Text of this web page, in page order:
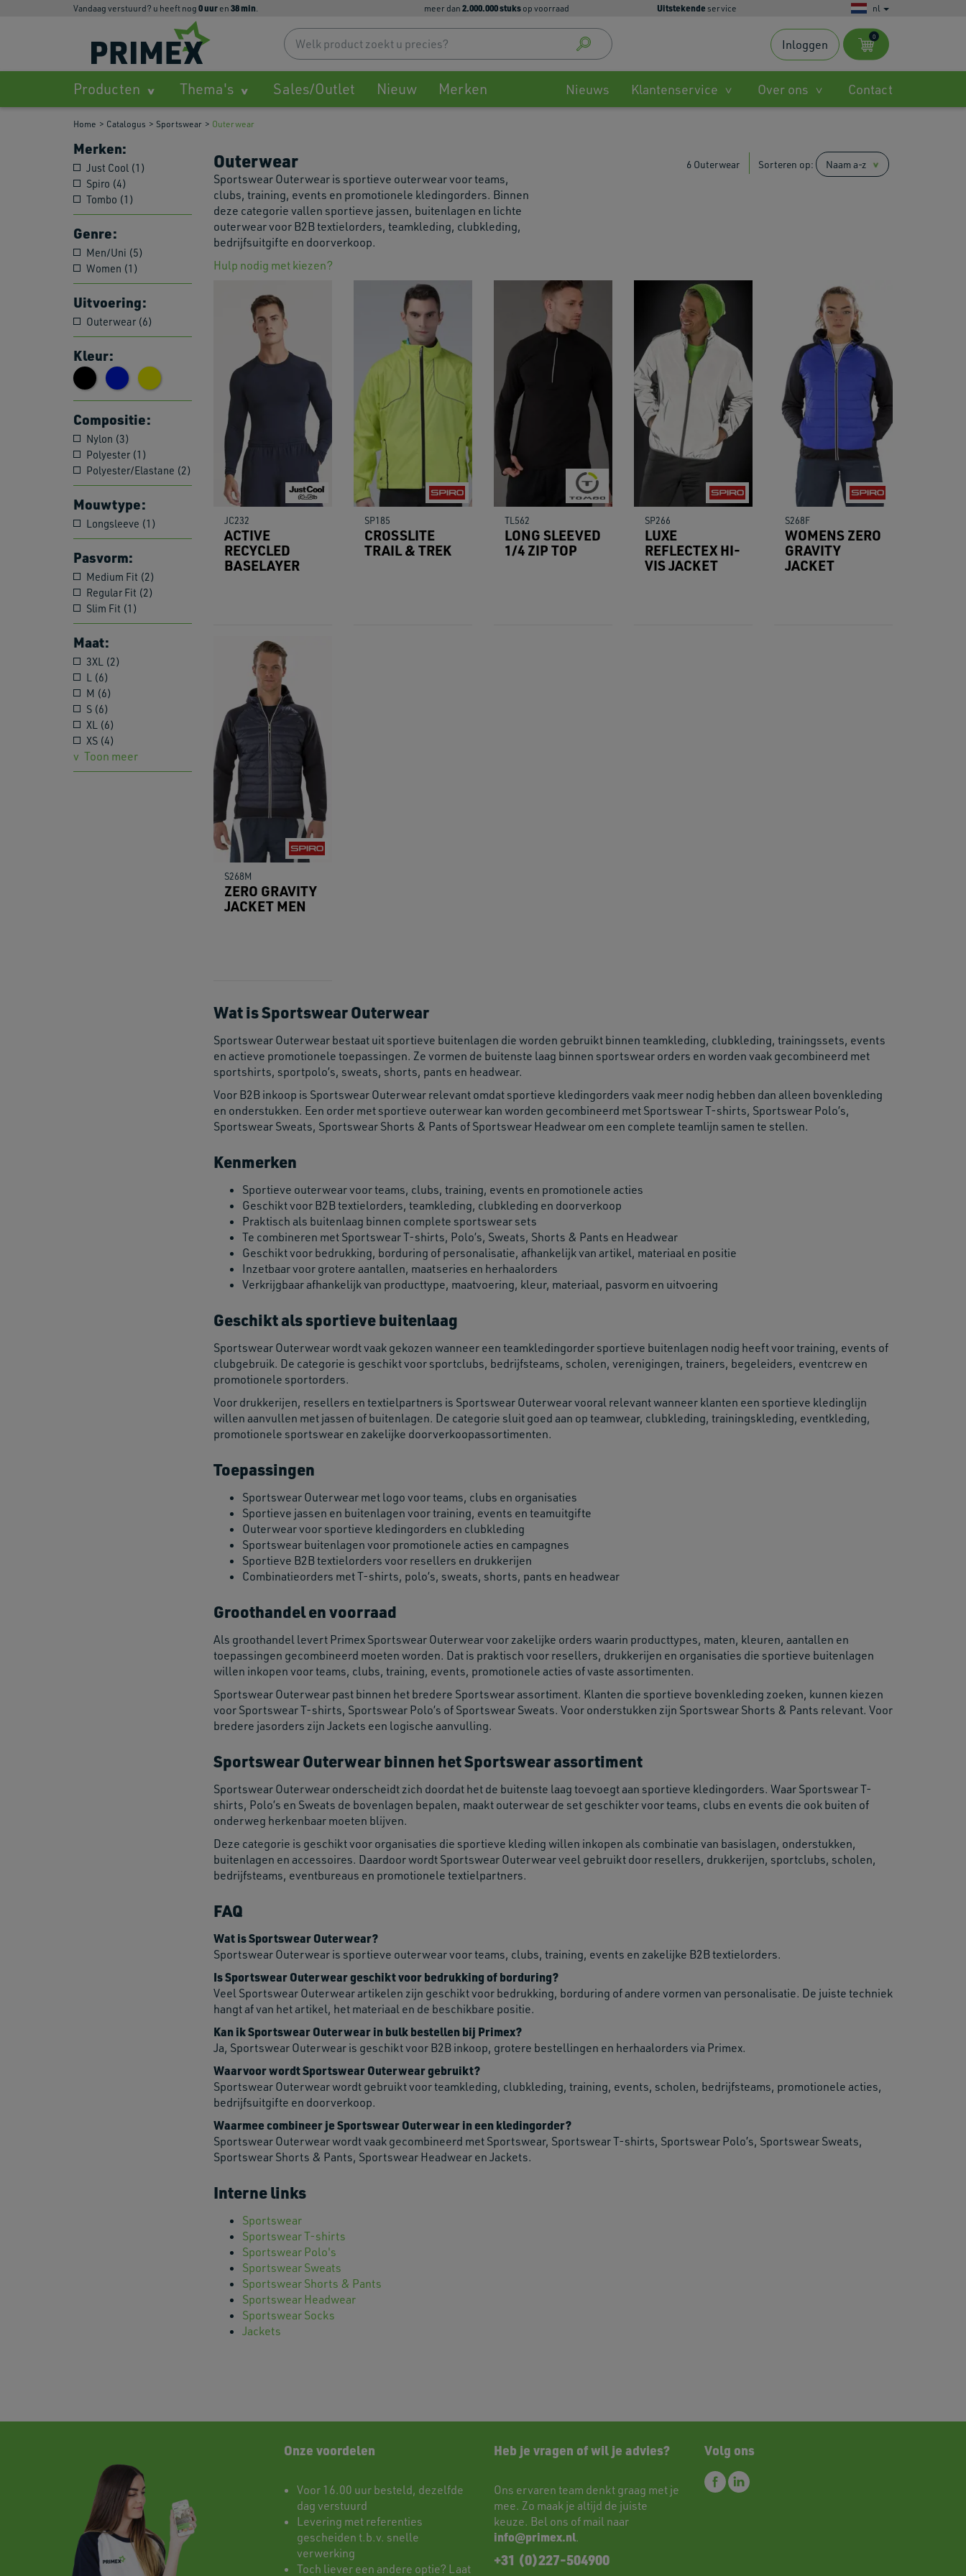
Vandaag verstuurd? u heeft nog 0uur en 38min. meer dan 2.000.000 stuksop voorraad Uitstekende service nl
up
down
arrows
to
result.
touch
swipe
gestures.
0
Inloggen
Producten Thema's Sales/Outlet Nieuw Merken Nieuws Klantenservice Over ons Contact
Home Catalogus Sportswear Outerwear
Merken:
Just Cool (1)
Spiro (4)
Tombo (1)
Genre:
Men/Uni (5)
Women (1)
Uitvoering:
Outerwear (6)
Kleur:
Compositie:
Nylon (3)
Polyester (1)
Polyester/Elastane (2)
Mouwtype:
Longsleeve (1)
Pasvorm:
Medium Fit (2)
Regular Fit (2)
Slim Fit (1)
Maat:
3XL (2)
L (6)
M (6)
S (6)
XL (6)
XS (4)
Toon meer
6 Outerwear Sorteren op:
Outerwear
Sportswear Outerwear is sportieve outerwear voor teams,
clubs, training, events en promotionele kledingorders. Binnen
deze categorie vallen sportieve jassen, buitenlagen en lichte
outerwear voor B2B textielorders, teamkleding, clubkleding,
bedrijfsuitgifte en doorverkoop.
Hulp nodig met kiezen?
JC232
ACTIVE
RECYCLED
BASELAYER
SP185
CROSSLITE
TRAIL & TREK
TL562
LONG SLEEVED
1/4 ZIP TOP
SP266
LUXE
REFLECTEX HI-
VIS JACKET
S268F
WOMENS ZERO
GRAVITY
JACKET
S268M
ZERO GRAVITY
JACKET MEN
Wat is Sportswear Outerwear
Sportswear Outerwear bestaat uit sportieve buitenlagen die worden gebruikt binnen teamkleding, clubkleding, trainingssets, events
en actieve promotionele toepassingen. Ze vormen de buitenste laag binnen sportswear orders en worden vaak gecombineerd met
sportshirts, sportpolo’s, sweats, shorts, pants en headwear.
Voor B2B inkoop is Sportswear Outerwear relevant omdat sportieve kledingorders vaak meer nodig hebben dan alleen bovenkleding
en onderstukken. Een order met sportieve outerwear kan worden gecombineerd met Sportswear T-shirts, Sportswear Polo’s,
Sportswear Sweats, Sportswear Shorts & Pants of Sportswear Headwear om een complete teamlijn samen te stellen.
Kenmerken
Sportieve outerwear voor teams, clubs, training, events en promotionele acties
Geschikt voor B2B textielorders, teamkleding, clubkleding en doorverkoop
Praktisch als buitenlaag binnen complete sportswear sets
Te combineren met Sportswear T-shirts, Polo’s, Sweats, Shorts & Pants en Headwear
Geschikt voor bedrukking, borduring of personalisatie, afhankelijk van artikel, materiaal en positie
Inzetbaar voor grotere aantallen, maatseries en herhaalorders
Verkrijgbaar afhankelijk van producttype, maatvoering, kleur, materiaal, pasvorm en uitvoering
Geschikt als sportieve buitenlaag
Sportswear Outerwear wordt vaak gekozen wanneer een teamkledingorder sportieve buitenlagen nodig heeft voor training, events of
clubgebruik. De categorie is geschikt voor sportclubs, bedrijfsteams, scholen, verenigingen, trainers, begeleiders, eventcrew en
promotionele sportorders.
Voor drukkerijen, resellers en textielpartners is Sportswear Outerwear vooral relevant wanneer klanten een sportieve kledinglijn
willen aanvullen met jassen of buitenlagen. De categorie sluit goed aan op teamwear, clubkleding, trainingskleding, eventkleding,
promotionele sportswear en zakelijke doorverkoopassortimenten.
Toepassingen
Sportswear Outerwear met logo voor teams, clubs en organisaties
Sportieve jassen en buitenlagen voor training, events en teamuitgifte
Outerwear voor sportieve kledingorders en clubkleding
Sportswear buitenlagen voor promotionele acties en campagnes
Sportieve B2B textielorders voor resellers en drukkerijen
Combinatieorders met T-shirts, polo’s, sweats, shorts, pants en headwear
Groothandel en voorraad
Als groothandel levert Primex Sportswear Outerwear voor zakelijke orders waarin producttypes, maten, kleuren, aantallen en
toepassingen gecombineerd moeten worden. Dat is praktisch voor resellers, drukkerijen en organisaties die sportieve buitenlagen
willen inkopen voor teams, clubs, training, events, promotionele acties of vaste assortimenten.
Sportswear Outerwear past binnen het bredere Sportswear assortiment. Klanten die sportieve bovenkleding zoeken, kunnen kiezen
voor Sportswear T-shirts, Sportswear Polo’s of Sportswear Sweats. Voor onderstukken zijn Sportswear Shorts & Pants relevant. Voor
bredere jasorders zijn Jackets een logische aanvulling.
Sportswear Outerwear binnen het Sportswear assortiment
Sportswear Outerwear onderscheidt zich doordat het de buitenste laag toevoegt aan sportieve kledingorders. Waar Sportswear T-
shirts, Polo’s en Sweats de bovenlagen bepalen, maakt outerwear de set geschikter voor teams, clubs en events die ook buiten of
onderweg herkenbaar moeten blijven.
Deze categorie is geschikt voor organisaties die sportieve kleding willen inkopen als combinatie van basislagen, onderstukken,
buitenlagen en accessoires. Daardoor wordt Sportswear Outerwear veel gebruikt door resellers, drukkerijen, sportclubs, scholen,
bedrijfsteams, eventbureaus en promotionele textielpartners.
FAQ
Wat is Sportswear Outerwear?
Sportswear Outerwear is sportieve outerwear voor teams, clubs, training, events en zakelijke B2B textielorders.
Is Sportswear Outerwear geschikt voor bedrukking of borduring?
Veel Sportswear Outerwear artikelen zijn geschikt voor bedrukking, borduring of andere vormen van personalisatie. De juiste techniek
hangt af van het artikel, het materiaal en de beschikbare positie.
Kan ik Sportswear Outerwear in bulk bestellen bij Primex?
Ja, Sportswear Outerwear is geschikt voor B2B inkoop, grotere bestellingen en herhaalorders via Primex.
Waarvoor wordt Sportswear Outerwear gebruikt?
Sportswear Outerwear wordt gebruikt voor teamkleding, clubkleding, training, events, scholen, bedrijfsteams, promotionele acties,
bedrijfsuitgifte en doorverkoop.
Waarmee combineer je Sportswear Outerwear in een kledingorder?
Sportswear Outerwear wordt vaak gecombineerd met Sportswear, Sportswear T-shirts, Sportswear Polo’s, Sportswear Sweats,
Sportswear Shorts & Pants, Sportswear Headwear en Jackets.
Interne links
Sportswear
Sportswear T-shirts
Sportswear Polo's
Sportswear Sweats
Sportswear Shorts & Pants
Sportswear Headwear
Sportswear Socks
Jackets
Heb je vragen of wil je advies?
Ons ervaren team denkt graag met je
mee. Zo maak je altijd de juiste
keuze. Bel ons of mail naar
info@primex.nl.
+31 (0)227-504900
Volg ons
Onze voordelen
Voor 16.00 uur besteld, dezelfde
dag verstuurd
Levering met referenties
gescheiden t.b.v. snelle
verwerking
Toch liever een andere optie? Laat